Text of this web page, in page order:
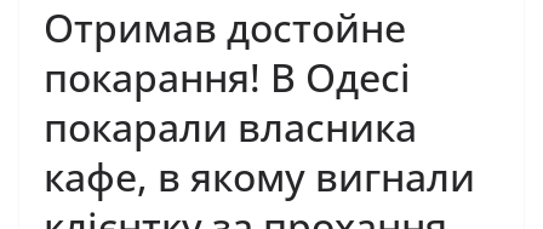
Отримав достойне
покарання! В Одесі
покарали власника
кафе, в якому вигнали